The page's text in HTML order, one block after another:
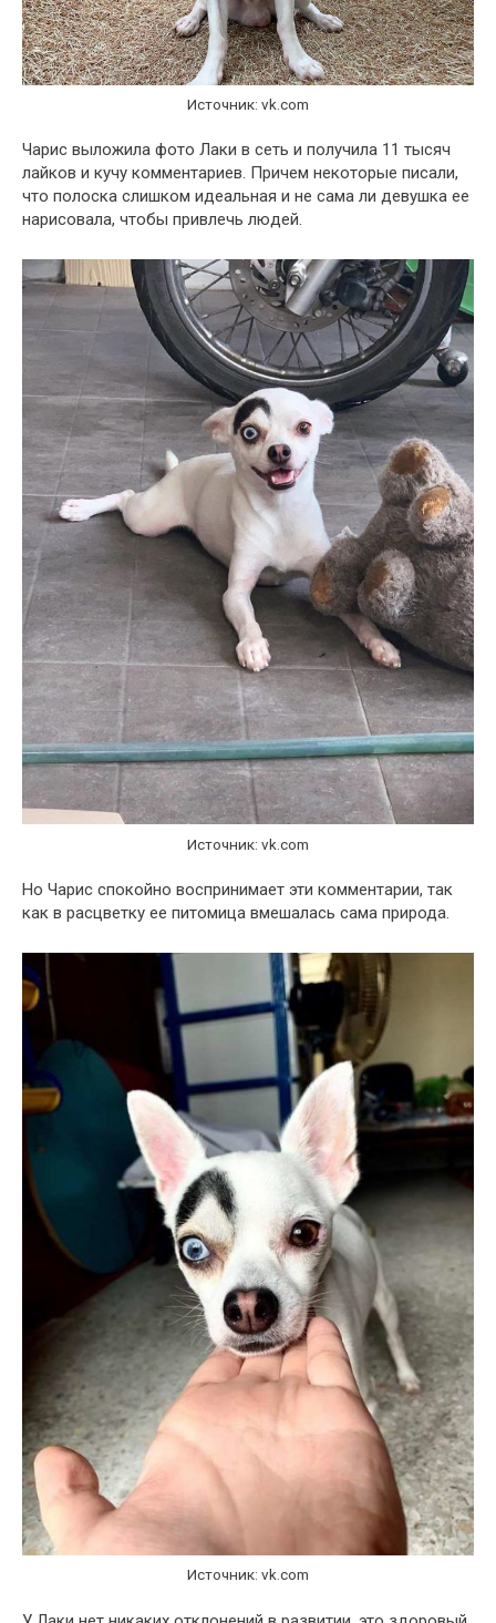
Источник: vk.com
Чарис выложила фото Лаки в сеть и получила 11 тысяч
лайков и кучу комментариев. Причем некоторые писали,
что полоска слишком идеальная и не сама ли девушка ее
нарисовала, чтобы привлечь людей.
Источник: vk.com
Но Чарис спокойно воспринимает эти комментарии, так
как в расцветку ее питомица вмешалась сама природа.
Источник: vk.com